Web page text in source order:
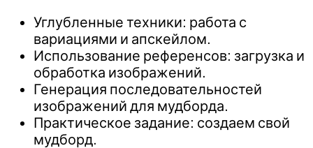
Углубленные техники: работа с
вариациями и апскейлом.
Использование референсов: загрузка и
обработка изображений.
Генерация последовательностей
изображений для мудборда.
Практическое задание: создаем свой
мудборд.